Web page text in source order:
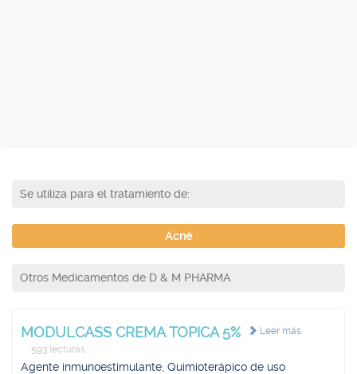
Se utiliza para el tratamiento de:
Acné
Otros Medicamentos de D & M PHARMA
Leer más
MODULCASS CREMA TOPICA 5%
593 lecturas
Agente inmunoestimulante, Quimioterápico de uso